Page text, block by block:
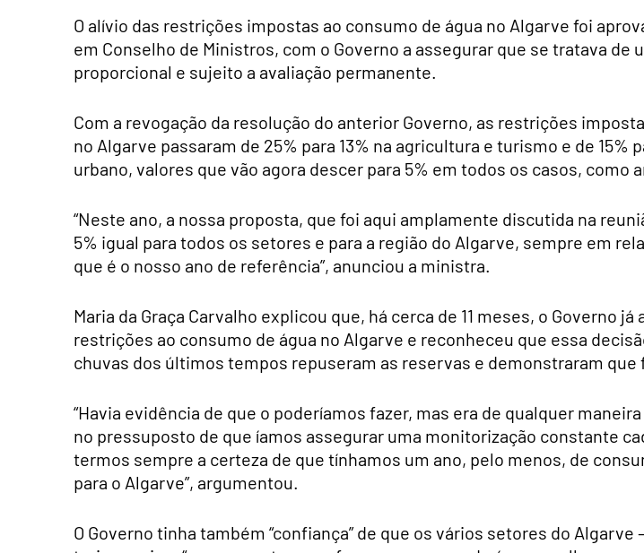
O alívio das restrições impostas ao consumo de água no Algarve foi
em Conselho de Ministros, com o Governo a assegurar que se tratava de
proporcional e sujeito a avaliação permanente.
Com a revogação da resolução do anterior Governo, as restrições
no Algarve passaram de 25% para 13% na agricultura e turismo e de 15%
urbano, valores que vão agora descer para 5% em todos os casos, como
“Neste ano, a nossa proposta, que foi aqui amplamente discutida na
5% igual para todos os setores e para a região do Algarve, sempre em
que é o nosso ano de referência”, anunciou a ministra.
Maria da Graça Carvalho explicou que, há cerca de 11 meses, o Governo
restrições ao consumo de água no Algarve e reconheceu que essa
chuvas dos últimos tempos repuseram as reservas e demonstraram que
“Havia evidência de que o poderíamos fazer, mas era de qualquer
no pressuposto de que íamos assegurar uma monitorização constante
termos sempre a certeza de que tínhamos um ano, pelo menos, de
para o Algarve”, argumentou.
O Governo tinha também “confiança” de que os vários setores do Algarve